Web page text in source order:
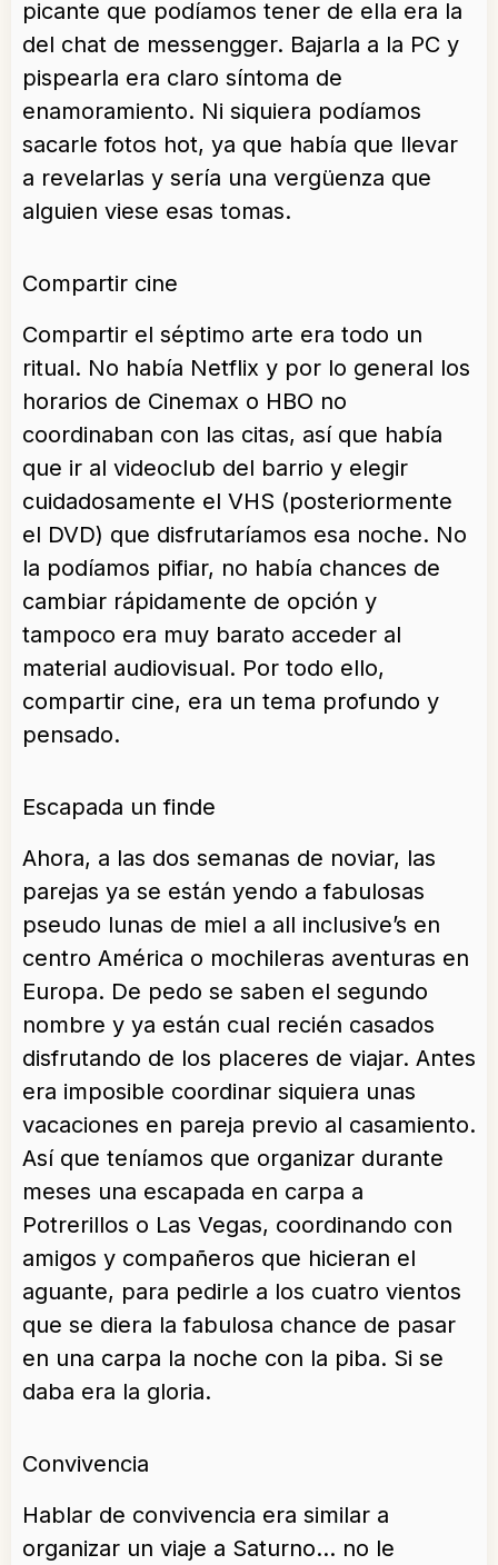
picante que podíamos tener de ella era la
del chat de messengger. Bajarla a la PC y
pispearla era claro síntoma de
enamoramiento. Ni siquiera podíamos
sacarle fotos hot, ya que había que llevar
a revelarlas y sería una vergüenza que
alguien viese esas tomas.
Compartir cine
Compartir el séptimo arte era todo un
ritual. No había Netflix y por lo general los
horarios de Cinemax o HBO no
coordinaban con las citas, así que había
que ir al videoclub del barrio y elegir
cuidadosamente el VHS (posteriormente
el DVD) que disfrutaríamos esa noche. No
la podíamos pifiar, no había chances de
cambiar rápidamente de opción y
tampoco era muy barato acceder al
material audiovisual. Por todo ello,
compartir cine, era un tema profundo y
pensado.
Escapada un finde
Ahora, a las dos semanas de noviar, las
parejas ya se están yendo a fabulosas
pseudo lunas de miel a all inclusive’s en
centro América o mochileras aventuras en
Europa. De pedo se saben el segundo
nombre y ya están cual recién casados
disfrutando de los placeres de viajar. Antes
era imposible coordinar siquiera unas
vacaciones en pareja previo al casamiento.
Así que teníamos que organizar durante
meses una escapada en carpa a
Potrerillos o Las Vegas, coordinando con
amigos y compañeros que hicieran el
aguante, para pedirle a los cuatro vientos
que se diera la fabulosa chance de pasar
en una carpa la noche con la piba. Si se
daba era la gloria.
Convivencia
Hablar de convivencia era similar a
organizar un viaje a Saturno… no le